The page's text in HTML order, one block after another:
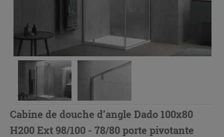
Cabine de douche d’angle Dado 100x80
H200 Ext 98/100 - 78/80 porte pivotante